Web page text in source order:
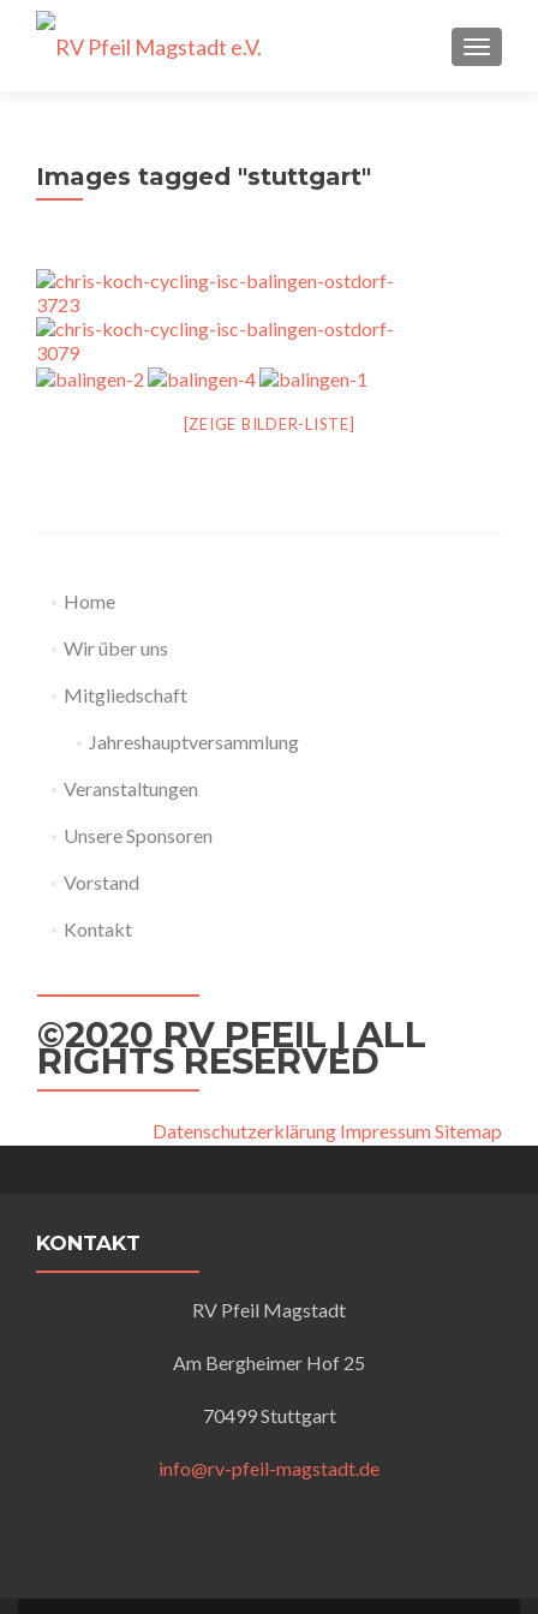
Images tagged "stuttgart"
[ZEIGE BILDER-LISTE]
Home
Wir über uns
Mitgliedschaft
Jahreshauptversammlung
Veranstaltungen
Unsere Sponsoren
Vorstand
Kontakt
©2020 RV PFEIL | ALL
RIGHTS RESERVED
Datenschutzerklärung ImpressumSitemap
KONTAKT
RV Pfeil Magstadt
Am Bergheimer Hof 25
70499 Stuttgart
info@rv-pfeil-magstadt.de